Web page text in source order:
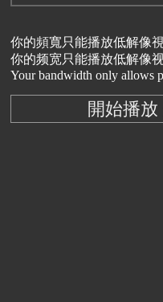
你的頻寬只能播放低解像
你的频宽只能播放低解像
Your bandwidth only allows
開始播